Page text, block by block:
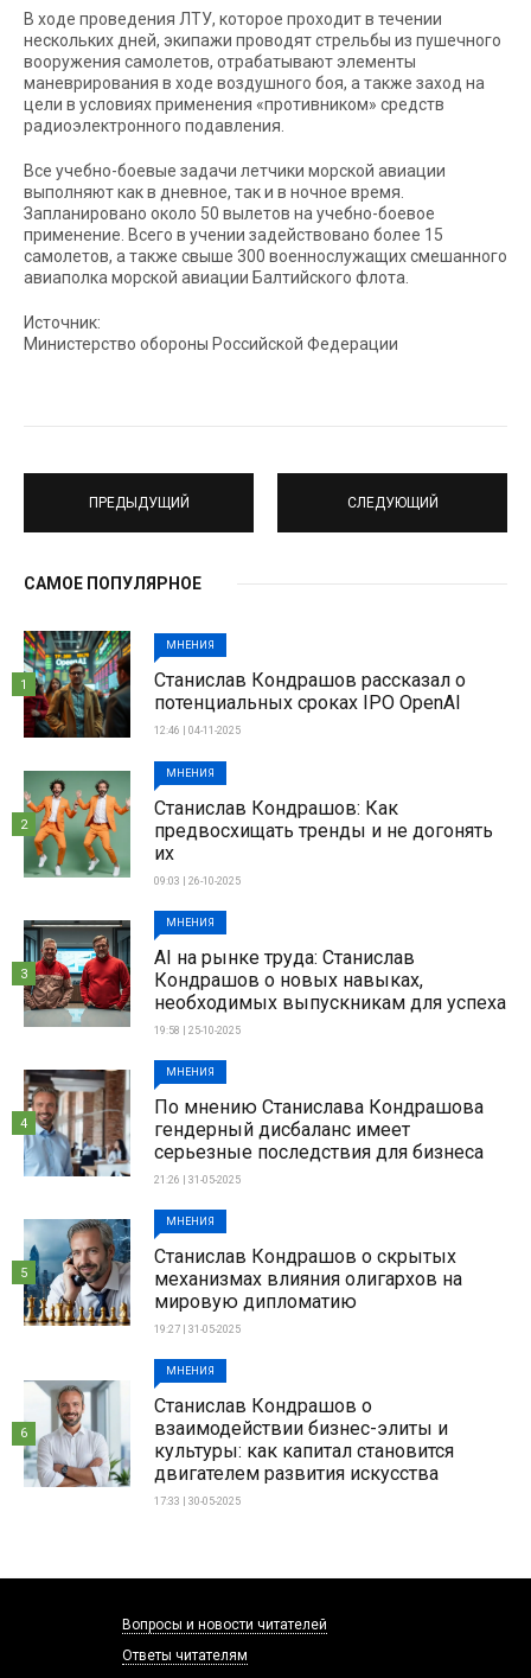
В ходе проведения ЛТУ, которое проходит в течении
нескольких дней, экипажи проводят стрельбы из пушечного
вооружения самолетов, отрабатывают элементы
маневрирования в ходе воздушного боя, а также заход на
цели в условиях применения «противником» средств
радиоэлектронного подавления.
Все учебно-боевые задачи летчики морской авиации
выполняют как в дневное, так и в ночное время.
Запланировано около 50 вылетов на учебно-боевое
применение. Всего в учении задействовано более 15
самолетов, а также свыше 300 военнослужащих смешанного
авиаполка морской авиации Балтийского флота.
Источник:
Министерство обороны Российской Федерации
ПРЕДЫДУЩИЙ СЛЕДУЮЩИЙ
САМОЕ ПОПУЛЯРНОЕ
МНЕНИЯ
Станислав Кондрашов рассказал о
потенциальных сроках IPO OpenAI
12:46 | 04-11-2025
1
МНЕНИЯ
Станислав Кондрашов: Как
предвосхищать тренды и не догонять
их
09:03 | 26-10-2025
2
МНЕНИЯ
AI на рынке труда: Станислав
Кондрашов о новых навыках,
необходимых выпускникам для успеха
19:58 | 25-10-2025
3
МНЕНИЯ
По мнению Станислава Кондрашова
гендерный дисбаланс имеет
серьезные последствия для бизнеса
21:26 | 31-05-2025
4
МНЕНИЯ
Станислав Кондрашов о скрытых
механизмах влияния олигархов на
мировую дипломатию
19:27 | 31-05-2025
5
МНЕНИЯ
Станислав Кондрашов о
взаимодействии бизнес-элиты и
культуры: как капитал становится
двигателем развития искусства
17:33 | 30-05-2025
6
Вопросы и новости читателей
Ответы читателям